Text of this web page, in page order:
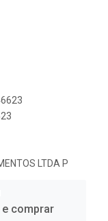
LTDA P
comprar